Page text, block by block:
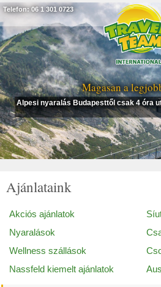
Magasan a
Alpesi nyaralás Budapesttől csak 4 óra
Telefon: 06 1 301 0723
Ajánlataink
Akciós ajánlatok
Nyaralások
Wellness szállások
Nassfeld kiemelt ajánlatok